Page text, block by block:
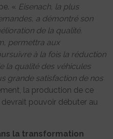
« Eisenach, la plus
a démontré son
de la qualité.
permettra aux
à la fois la réduction
la qualité des véhicules
grande satisfaction de nos
la production de ce
pouvoir débuter au
la transformation